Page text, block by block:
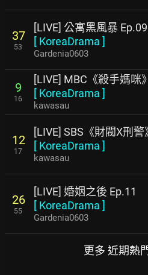
37
53
[LIVE] 公寓黑風暴 Ep.09
[ KoreaDrama ]
Gardenia0603
9
16
[LIVE] MBC《殺手媽咪
[ KoreaDrama ]
kawasau
12
17
[LIVE] SBS《財閥X刑警
[ KoreaDrama ]
kawasau
26
55
[LIVE] 婚姻之後 Ep.11
[ KoreaDrama ]
Gardenia0603
更多 近期熱